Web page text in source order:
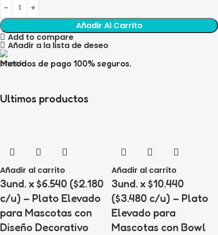
Añadir Al Carrito
Add to compare
Añadir a la lista de deseo
Metodos de pago 100% seguros.
Ultimos productos
Añadir al carrito
3und. x $6.540 ($2.180
c/u) – Plato Elevado
para Mascotas con
Diseño Decorativo
Añadir al carrito
3und. x $10.440
($3.480 c/u) – Plato
Elevado para
Mascotas con Bowl